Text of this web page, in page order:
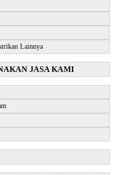
Lainnya
JASA KAMI